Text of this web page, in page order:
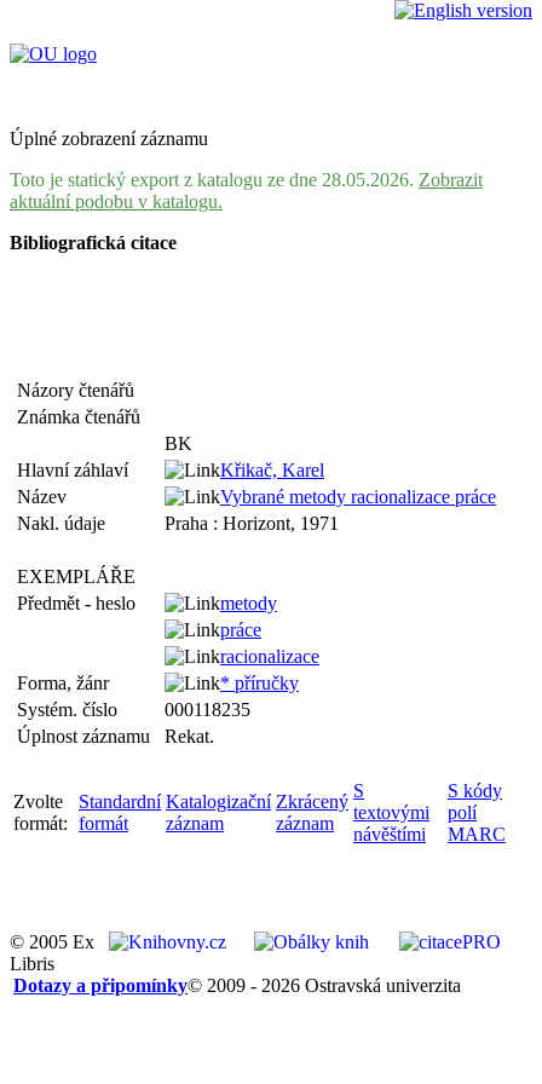
Úplné zobrazení záznamu
Toto je statický export z katalogu ze dne 28.05.2026. Zobrazit
aktuální podobu v katalogu.
Bibliografická citace
Názory čtenářů
Známka čtenářů
BK
Hlavní záhlaví
Křikač, Karel
Název
Vybrané metody racionalizace práce
Nakl. údaje
Praha : Horizont, 1971
EXEMPLÁŘE
Předmět - heslo
metody
práce
racionalizace
Forma, žánr
* příručky
Systém. číslo
000118235
Úplnost záznamu
Rekat.
Zvolte
formát:
Standardní
formát
Katalogizační
záznam
Zkrácený
záznam
S
textovými
návěštími
S kódy
polí
MARC
© 2005 Ex
Libris
© 2009 - 2026 Ostravská univerzita
Dotazy a připomínky